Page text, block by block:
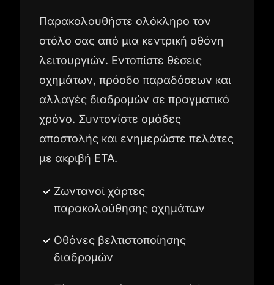
Παρακολουθήστε ολόκληρο τον
στόλο σας από μια κεντρική οθόνη
λειτουργιών. Εντοπίστε θέσεις
οχημάτων, πρόοδο παραδόσεων και
αλλαγές διαδρομών σε πραγματικό
χρόνο. Συντονίστε ομάδες
αποστολής και ενημερώστε πελάτες
με ακριβή ETA.
Ζωντανοί χάρτες
παρακολούθησης οχημάτων
Οθόνες βελτιστοποίησης
διαδρομών